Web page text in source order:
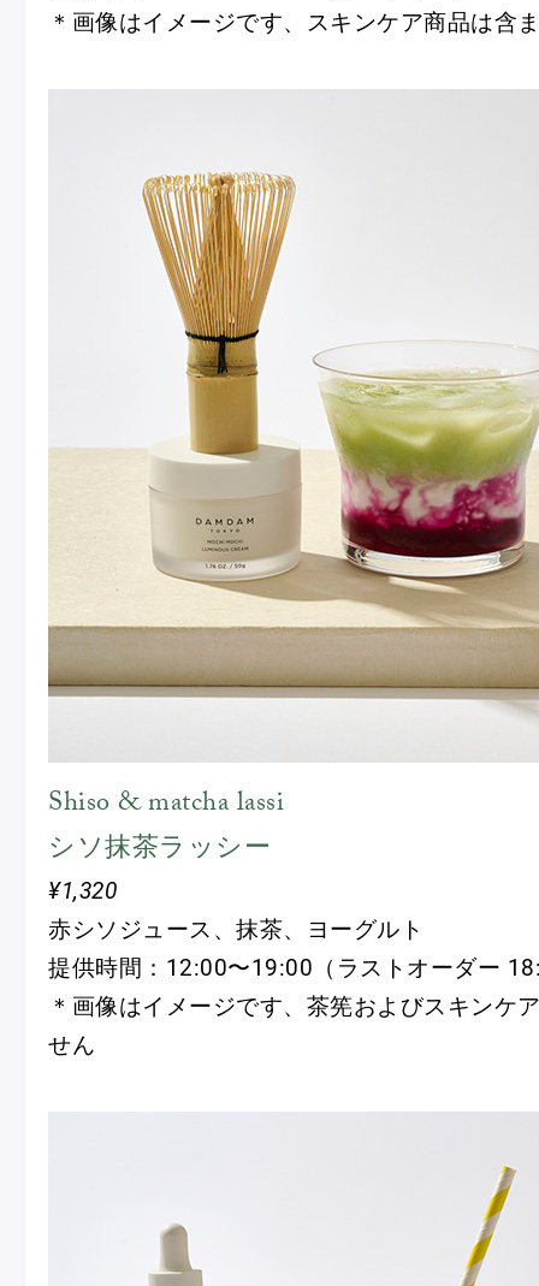
＊画像はイメージです、スキンケア商品は含
Shiso & matcha lassi
シソ抹茶ラッシー
¥1,320
赤シソジュース、抹茶、ヨーグルト
提供時間：12:00〜19:00（ラストオーダー
＊画像はイメージです、茶筅およびスキンケ
せん